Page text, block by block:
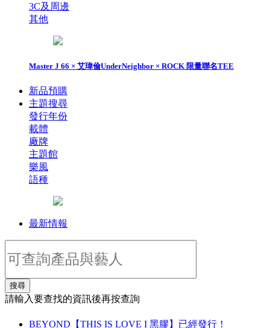
3C及周邊
其他
Master J 66 × 艾瑋倫UnderNeighbor × ROCK 限量聯名TEE
新品預購
主題搜尋
發行年份
載體
廠牌
主題館
樂風
語種
最新情報
搜尋
請輸入要查找的資訊後再按查詢
BEYOND【THIS IS LOVE I 黑膠】已經發行！